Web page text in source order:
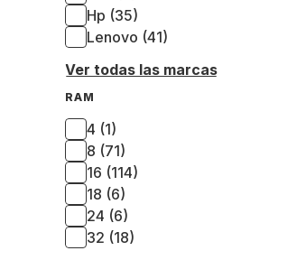
Hp (35)
Lenovo (41)
Ver todas las marcas
RAM
4 (1)
8 (71)
16 (114)
18 (6)
24 (6)
32 (18)